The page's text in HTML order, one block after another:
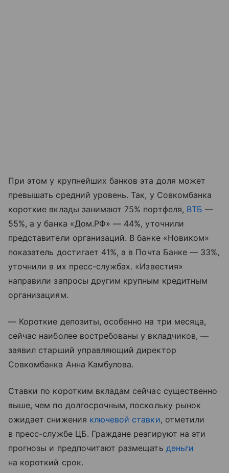
При этом у крупнейших банков эта доля может
превышать средний уровень. Так, у Совкомбанка
короткие вклады занимают 75% портфеля, ВТБ —
55%, а у банка «Дом.РФ» — 44%, уточнили
представители организаций. В банке «Новиком»
показатель достигает 41%, а в Почта Банке — 33%,
уточнили в их пресс-службах. «Известия»
направили запросы другим крупным кредитным
организациям.
— Короткие депозиты, особенно на три месяца,
сейчас наиболее востребованы у вкладчиков, —
заявил старший управляющий директор
Совкомбанка Анна Камбулова.
Ставки по коротким вкладам сейчас существенно
выше, чем по долгосрочным, поскольку рынок
ожидает снижения ключевой ставки, отметили
в пресс-службе ЦБ. Граждане реагируют на эти
прогнозы и предпочитают размещать деньги
на короткий срок.